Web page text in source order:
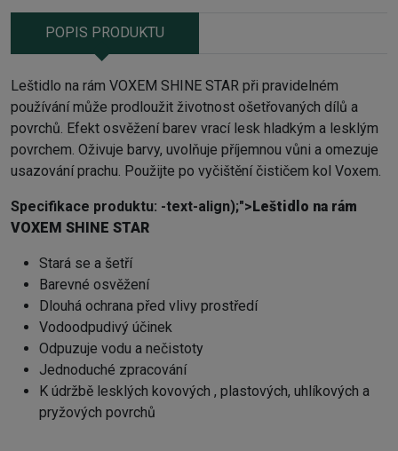
POPIS PRODUKTU
Leštidlo na rám VOXEM SHINE STAR při pravidelném
používání může prodloužit životnost ošetřovaných dílů a
povrchů. Efekt osvěžení barev vrací lesk hladkým a lesklým
povrchem. Oživuje barvy, uvolňuje příjemnou vůni a omezuje
usazování prachu. Použijte po vyčištění čističem kol Voxem.
Specifikace produktu: -text-align);">Leštidlo na rám
VOXEM SHINE STAR
Stará se a šetří
Barevné osvěžení
Dlouhá ochrana před vlivy prostředí
Vodoodpudivý účinek
Odpuzuje vodu a nečistoty
Jednoduché zpracování
K údržbě lesklých kovových , plastových, uhlíkových a
pryžových povrchů